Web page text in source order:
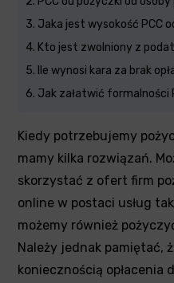
3 Jaka jest wysokość PCC
4 Kto jest zwolniony z
5
Ile wynosi kara za brak
6 Jak załatwić formalności
Kiedy potrzebujemy
mamy kilka rozwiązań.
skorzystać z ofert firm
online w postaci usług
możemy również
Należy jednak pamiętać,
koniecznością opłacenia